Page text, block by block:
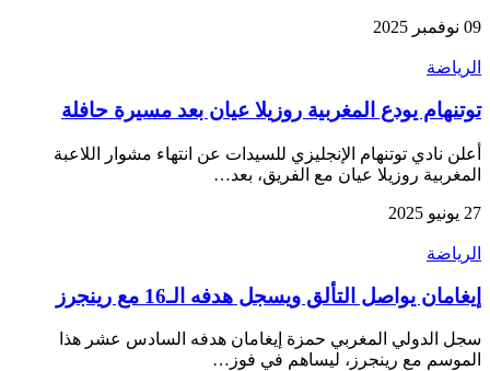
09 نوفمبر 2025
الرياضة
توتنهام يودع المغربية روزيلا عيان بعد مسيرة حافلة
أعلن نادي توتنهام الإنجليزي للسيدات عن انتهاء مشوار اللاعبة
المغربية روزيلا عيان مع الفريق، بعد…
27 يونيو 2025
الرياضة
إيغامان يواصل التألق ويسجل هدفه الـ16 مع رينجرز
سجل الدولي المغربي حمزة إيغامان هدفه السادس عشر هذا
الموسم مع رينجرز، ليساهم في فوز…